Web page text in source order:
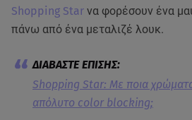
Shopping Star να φορέσουν ένα
πάνω από ένα μεταλιζέ λουκ.
Shopping Star: Με ποια
απόλυτο color blocking;